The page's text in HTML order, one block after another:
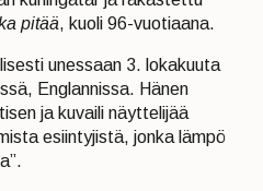
pitää, kuoli 96-vuotiaana.
unessaan 3. lokakuuta
Englannissa. Hänen
ja kuvaili näyttelijää
esiintyjistä, jonka lämpö